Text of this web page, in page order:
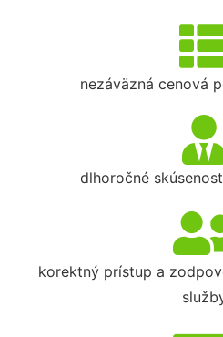
nezáväzná cenová
dlhoročné
korektný prístup a